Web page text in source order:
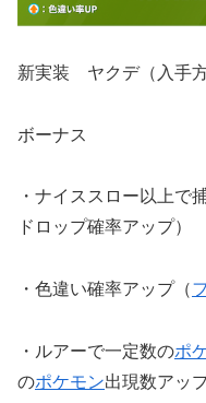
新実装 ヤクデ（入
ボーナス
・ナイススロー以上で
ドロップ確率アップ）
・色違い確率アップ（
・ルアーで一定数のポ
のポケモン出現数アッ